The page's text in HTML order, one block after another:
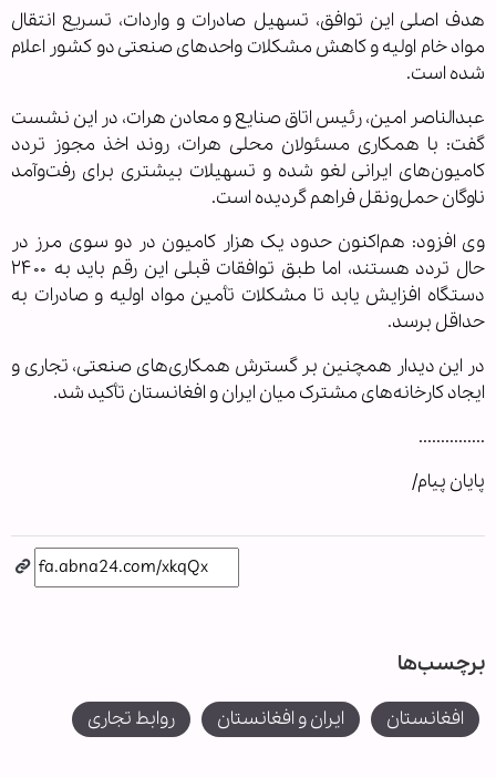
هدف اصلی این توافق، تسهیل صادرات و واردات، تسریع انتقال
مواد خام اولیه و کاهش مشکلات واحدهای صنعتی دو کشور اعلام
شده است.
عبدالناصر امین، رئیس اتاق صنایع و معادن هرات، در این نشست
گفت: با همکاری مسئولان محلی هرات، روند اخذ مجوز تردد
کامیون‌های ایرانی لغو شده و تسهیلات بیشتری برای رفت‌وآمد
ناوگان حمل‌ونقل فراهم گردیده است.
وی افزود: هم‌اکنون حدود یک هزار کامیون در دو سوی مرز در
حال تردد هستند، اما طبق توافقات قبلی این رقم باید به ۲۴۰۰
دستگاه افزایش یابد تا مشکلات تأمین مواد اولیه و صادرات به
حداقل برسد.
در این دیدار همچنین بر گسترش همکاری‌های صنعتی، تجاری و
ایجاد کارخانه‌های مشترک میان ایران و افغانستان تأکید شد.
...............
پایان پیام/
برچسب‌ها
افغانستان ایران و افغانستان روابط تجاری